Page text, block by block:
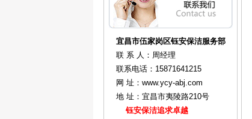
宜昌市伍家岗区钰安保洁服务部
联 系 人：周经理
联系电话：15871641215
网 址：www.ycy-abj.com
地 址：宜昌市夷陵路210号
钰安保洁追求卓越